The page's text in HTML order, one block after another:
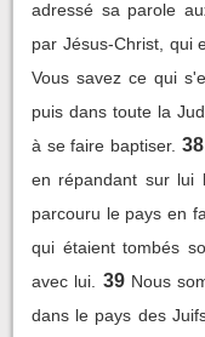
adressé sa parole
par Jésus-Christ, qui
Vous savez ce qui
puis dans toute la
à se faire baptiser. 38
en répandant sur lui
parcouru le pays en
qui étaient tombés
avec lui.
39 Nous
dans le pays des